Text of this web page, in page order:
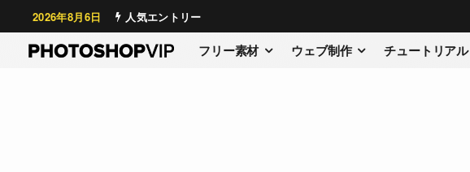
2026年8月6日 人気エントリー
フリー素材 ウェブ制作 チュートリアル